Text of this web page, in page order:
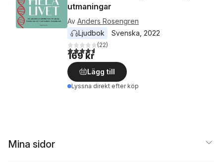
utmaningar
Av Anders Rosengren
Ljudbok
Svenska 2022
4,6utav 5 stjärnor. Totalt antal röster:
(22)
169 kr
Lägg till
Lyssna direkt efter köp
Mina sidor